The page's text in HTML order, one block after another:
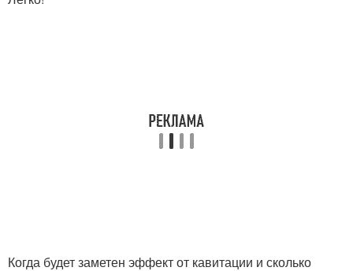
Когда будет заметен эффект от кавитации и сколько